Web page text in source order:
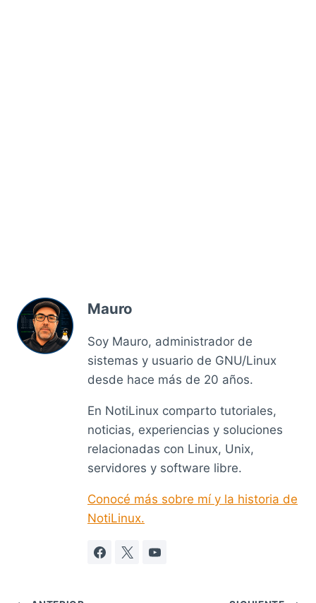
Mauro
Soy Mauro, administrador de
sistemas y usuario de GNU/Linux
desde hace más de 20 años.
En NotiLinux comparto tutoriales,
noticias, experiencias y soluciones
relacionadas con Linux, Unix,
servidores y software libre.
Conocé más sobre mí y la historia de
NotiLinux.